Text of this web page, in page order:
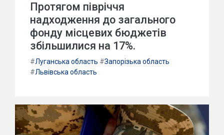
Протягом півріччя
надходження до загального
фонду місцевих бюджетів
збільшилися на 17%.
#Луганська область #Запорізька область
#Львівська область